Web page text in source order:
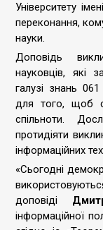
Університету
переконання,
науки.
Доповідь
науковців, які
галузі знань 061
для того, щоб
спільноти.
протидіяти
інформаційних
«Сьогодні
доповіді
інформаційної